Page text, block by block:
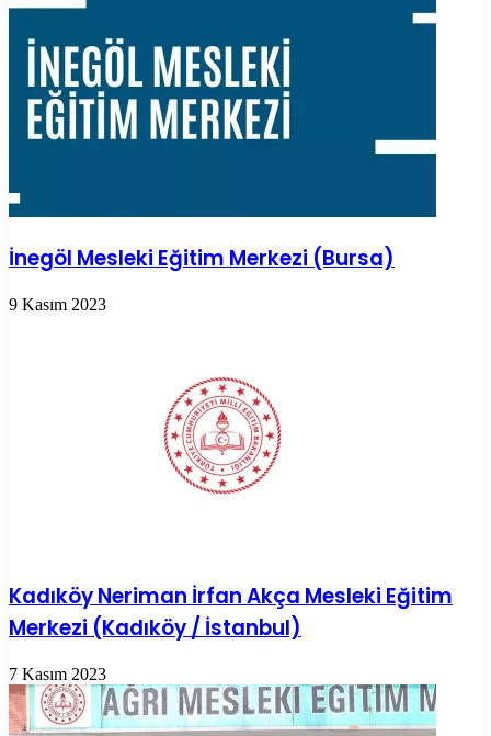
İnegöl Mesleki Eğitim Merkezi (Bursa)
9 Kasım 2023
Kadıköy Neriman İrfan Akça Mesleki Eğitim
Merkezi (Kadıköy / İstanbul)
7 Kasım 2023